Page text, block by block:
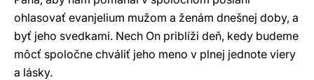
ohlasovať evanjelium mužom a ženám dnešnej doby, a
byť jeho svedkami. Nech On priblíži deň, kedy budeme
môcť spoločne chváliť jeho meno v plnej jednote viery
a lásky.